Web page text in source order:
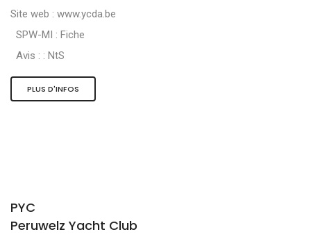
Site web : www.ycda.be
SPW-MI : Fiche
Avis : : NtS
PLUS D'INFOS
PYC
Peruwelz Yacht Club